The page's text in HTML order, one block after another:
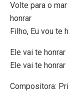
Volte para o
honrar
Filho, Eu vou te
Ele vai te honrar
Ele vai te honrar
Compositora: